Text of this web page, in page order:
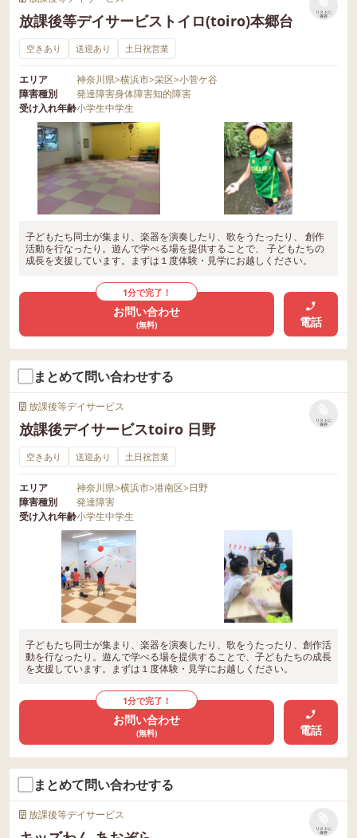
放課後等デイサービストイロ(toiro)本郷台
リストに
保存
空きあり 送迎あり 土日祝営業
エリア 神奈川県>横浜市>栄区>小菅ケ谷
障害種別
発達障害身体障害知的障害
受け入れ年齢小学生中学生
子どもたち同士が集まり、楽器を演奏したり、歌をうたったり、 創作
活動を行なったり。遊んで学べる場を提供することで、 子どもたちの
成長を支援しています。まずは１度体験・見学にお越しください。
1分で完了！
お問い合わせ
(無料) 電話
まとめて問い合わせする
放課後等デイサービス
放課後デイサービスtoiro 日野
リストに
保存
空きあり 送迎あり 土日祝営業
エリア 神奈川県>横浜市>港南区>日野
障害種別
発達障害
受け入れ年齢小学生中学生
子どもたち同士が集まり、楽器を演奏したり、歌をうたったり、創作活
動を行なったり。遊んで学べる場を提供することで、子どもたちの成長
を支援しています。まずは１度体験・見学にお越しください。
1分で完了！
お問い合わせ
(無料) 電話
まとめて問い合わせする
放課後等デイサービス
リストに
保存